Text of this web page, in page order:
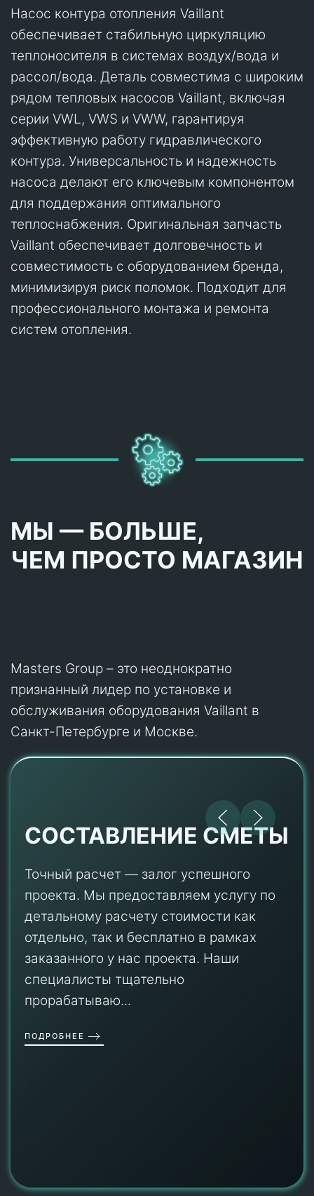
Насос контура отопления Vaillant
обеспечивает стабильную циркуляцию
теплоносителя в системах воздух/вода и
рассол/вода. Деталь совместима с широким
рядом тепловых насосов Vaillant, включая
серии VWL, VWS и VWW, гарантируя
эффективную работу гидравлического
контура. Универсальность и надежность
насоса делают его ключевым компонентом
для поддержания оптимального
теплоснабжения. Оригинальная запчасть
Vaillant обеспечивает долговечность и
совместимость с оборудованием бренда,
минимизируя риск поломок. Подходит для
профессионального монтажа и ремонта
систем отопления.
МЫ — БОЛЬШЕ,
ЧЕМ ПРОСТО МАГАЗИН
Masters Group – это неоднократно
признанный лидер по установке и
обслуживания оборудования Vaillant в
Санкт-Петербурге и Москве.
СОСТАВЛЕНИЕ СМЕТЫ
Точный расчет — залог успешного
проекта. Мы предоставляем услугу по
детальному расчету стоимости как
отдельно, так и бесплатно в рамках
заказанного у нас проекта. Наши
специалисты тщательно
прорабатываю...
ПОДРОБНЕЕ